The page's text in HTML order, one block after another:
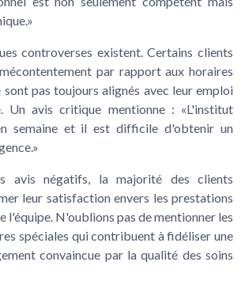
controverses existent. Certains clients
par rapport aux horaires
pas toujours alignés avec leur emploi
Un avis critique mentionne : «L'institut
semaine et il est difficile d'obtenir un
avis négatifs, la majorité des clients
leur satisfaction envers les prestations
l'équipe. N'oublions pas de mentionner les
spéciales qui contribuent à fidéliser une
convaincue par la qualité des soins